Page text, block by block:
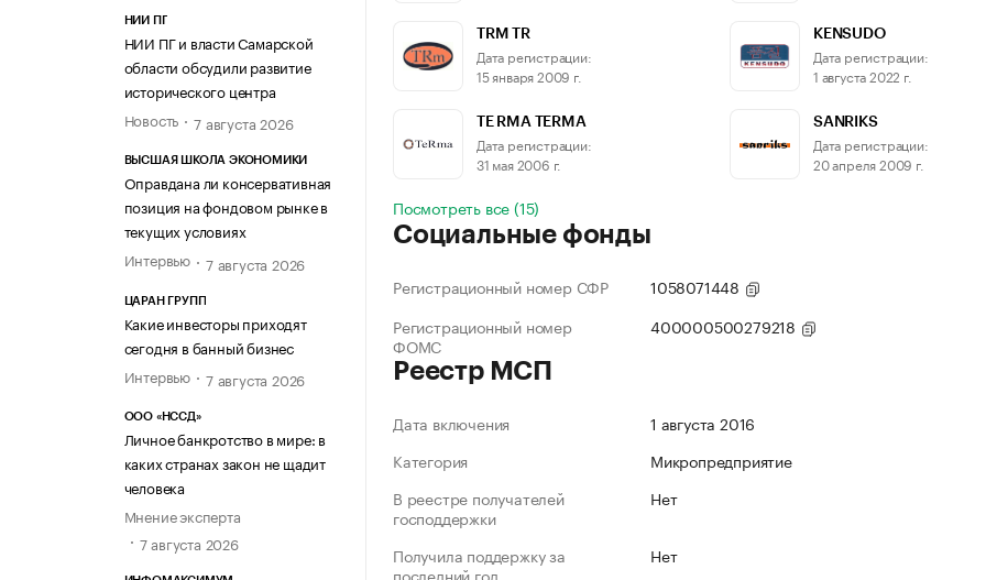
НИИ ПГ
НИИ ПГ и власти Самарской
области обсудили развитие
исторического центра
Новость
7 августа 2026
ВЫСШАЯ ШКОЛА ЭКОНОМИКИ
Оправдана ли консервативная
позиция на фондовом рынке в
текущих условиях
Интервью
7 августа 2026
ЦАРАН ГРУПП
Какие инвесторы приходят
сегодня в банный бизнес
Интервью
7 августа 2026
ООО «НССД»
Личное банкротство в мире: в
каких странах закон не щадит
человека
Мнение эксперта
7 августа 2026
TRM TR
Дата регистрации:
15 января 2009 г.
KENSUDO
Дата регистрации:
1 августа 2022 г.
TE RMA TERMA
Дата регистрации:
31 мая 2006 г.
SANRIKS
Дата регистрации:
20 апреля 2009 г.
Посмотреть все (15)
Социальные фонды
Регистрационный номер СФР
1058071448
Регистрационный номер
ФОМС
400000500279218
Реестр МСП
Дата включения
1 августа 2016
Категория
Микропредприятие
В реестре получателей
господдержки
Нет
Получила поддержку за
последний год
Нет